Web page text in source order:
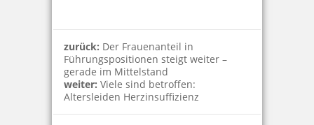
zurück: Der Frauenanteil in
Führungspositionen steigt weiter –
gerade im Mittelstand
weiter: Viele sind betroffen:
Altersleiden Herzinsuffizienz